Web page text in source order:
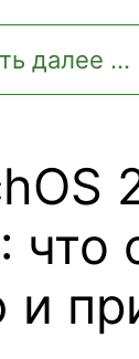
далее ...
что
и